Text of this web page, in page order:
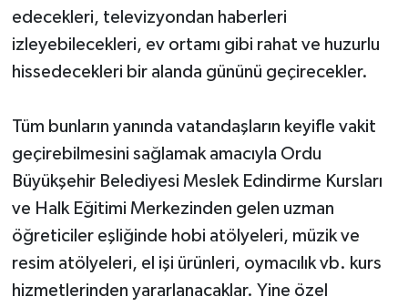
edecekleri, televizyondan haberleri
izleyebilecekleri, ev ortamı gibi rahat ve huzurlu
hissedecekleri bir alanda gününü geçirecekler.
Tüm bunların yanında vatandaşların keyifle vakit
geçirebilmesini sağlamak amacıyla Ordu
Büyükşehir Belediyesi Meslek Edindirme Kursları
ve Halk Eğitimi Merkezinden gelen uzman
öğreticiler eşliğinde hobi atölyeleri, müzik ve
resim atölyeleri, el işi ürünleri, oymacılık vb. kurs
hizmetlerinden yararlanacaklar. Yine özel